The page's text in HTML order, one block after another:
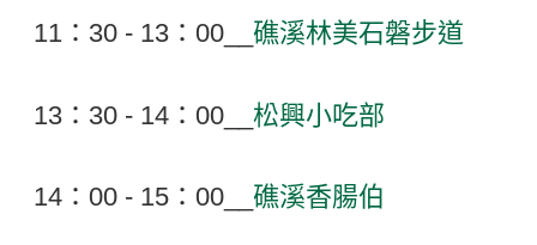
11：30 - 13：00__ 礁溪林美石磐步道
13：30 - 14：00__ 松興小吃部
14：00 - 15：00__ 礁溪香腸伯